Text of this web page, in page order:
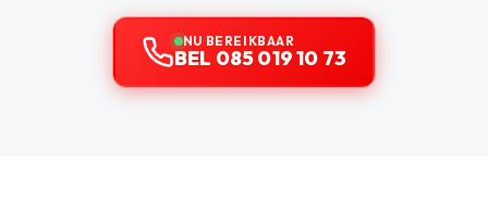
NU BEREIKBAAR
BEL 085 019 10 73